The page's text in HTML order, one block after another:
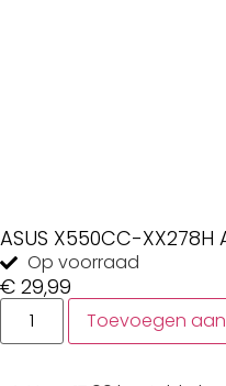
ASUS X550CC-XX278H
Op voorraad
€ 29,99
Toevoegen